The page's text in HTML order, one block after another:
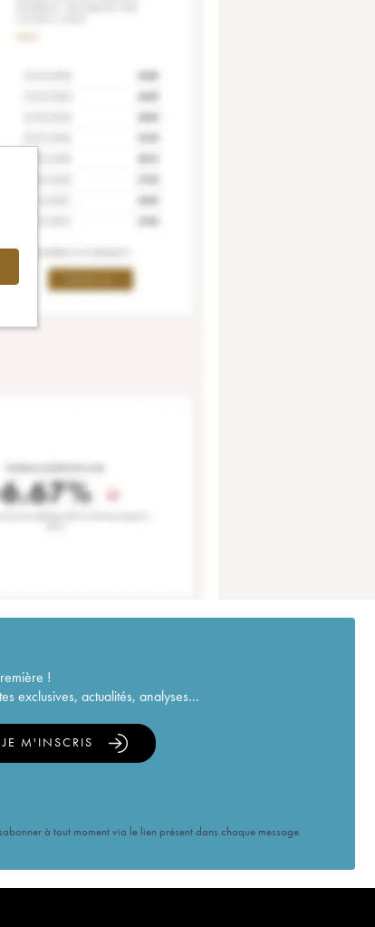
!
exclusives, actualités, analyses...
JE M'INSCRIS
à tout moment via le lien présent dans chaque message.